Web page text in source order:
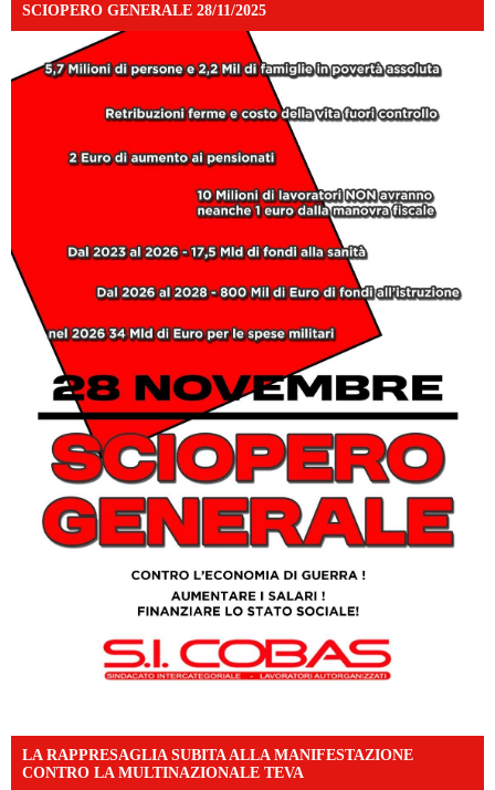
SCIOPERO GENERALE 28/11/2025
LA RAPPRESAGLIA SUBITA ALLA MANIFESTAZIONE
CONTRO LA MULTINAZIONALE TEVA